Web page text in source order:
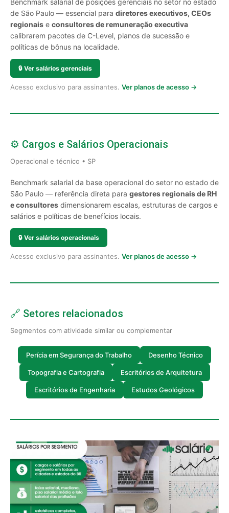
Benchmark salarial de posições gerenciais no setor no estado
de São Paulo — essencial para diretores executivos, CEOs
regionais e consultores de remuneração executiva
calibrarem pacotes de C-Level, planos de sucessão e
políticas de bônus na localidade.
🔒 Ver salários gerenciais
Acesso exclusivo para assinantes. Ver planos de acesso →
⚙️ Cargos e Salários Operacionais
Operacional e técnico • SP
Benchmark salarial da base operacional do setor no estado de
São Paulo — referência direta para gestores regionais de RH
e consultores dimensionarem escalas, estruturas de cargos e
salários e políticas de benefícios locais.
🔒 Ver salários operacionais
Acesso exclusivo para assinantes. Ver planos de acesso →
🔗 Setores relacionados
Segmentos com atividade similar ou complementar
Perícia em Segurança do Trabalho Desenho Técnico
Topografia e Cartografia Escritórios de Arquitetura
Escritórios de Engenharia Estudos Geológicos